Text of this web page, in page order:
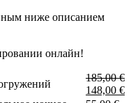
ниже описанием
онлайн!
185,00€
148,00 €